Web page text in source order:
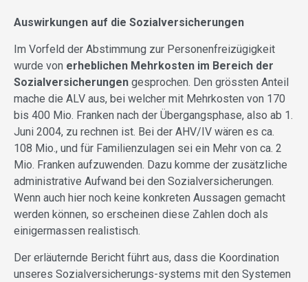
Auswirkungen auf die Sozialversicherungen
Im Vorfeld der Abstimmung zur Personenfreizügigkeit
wurde von erheblichen Mehrkosten im Bereich der
Sozialversicherungen gesprochen. Den grössten Anteil
mache die ALV aus, bei welcher mit Mehrkosten von 170
bis 400 Mio. Franken nach der Übergangsphase, also ab 1.
Juni 2004, zu rechnen ist. Bei der AHV/IV wären es ca.
108 Mio., und für Familienzulagen sei ein Mehr von ca. 2
Mio. Franken aufzuwenden. Dazu komme der zusätzliche
administrative Aufwand bei den Sozialversicherungen.
Wenn auch hier noch keine konkreten Aussagen gemacht
werden können, so erscheinen diese Zahlen doch als
einigermassen realistisch.
Der erläuternde Bericht führt aus, dass die Koordination
unseres Sozialversicherungs-systems mit den Systemen